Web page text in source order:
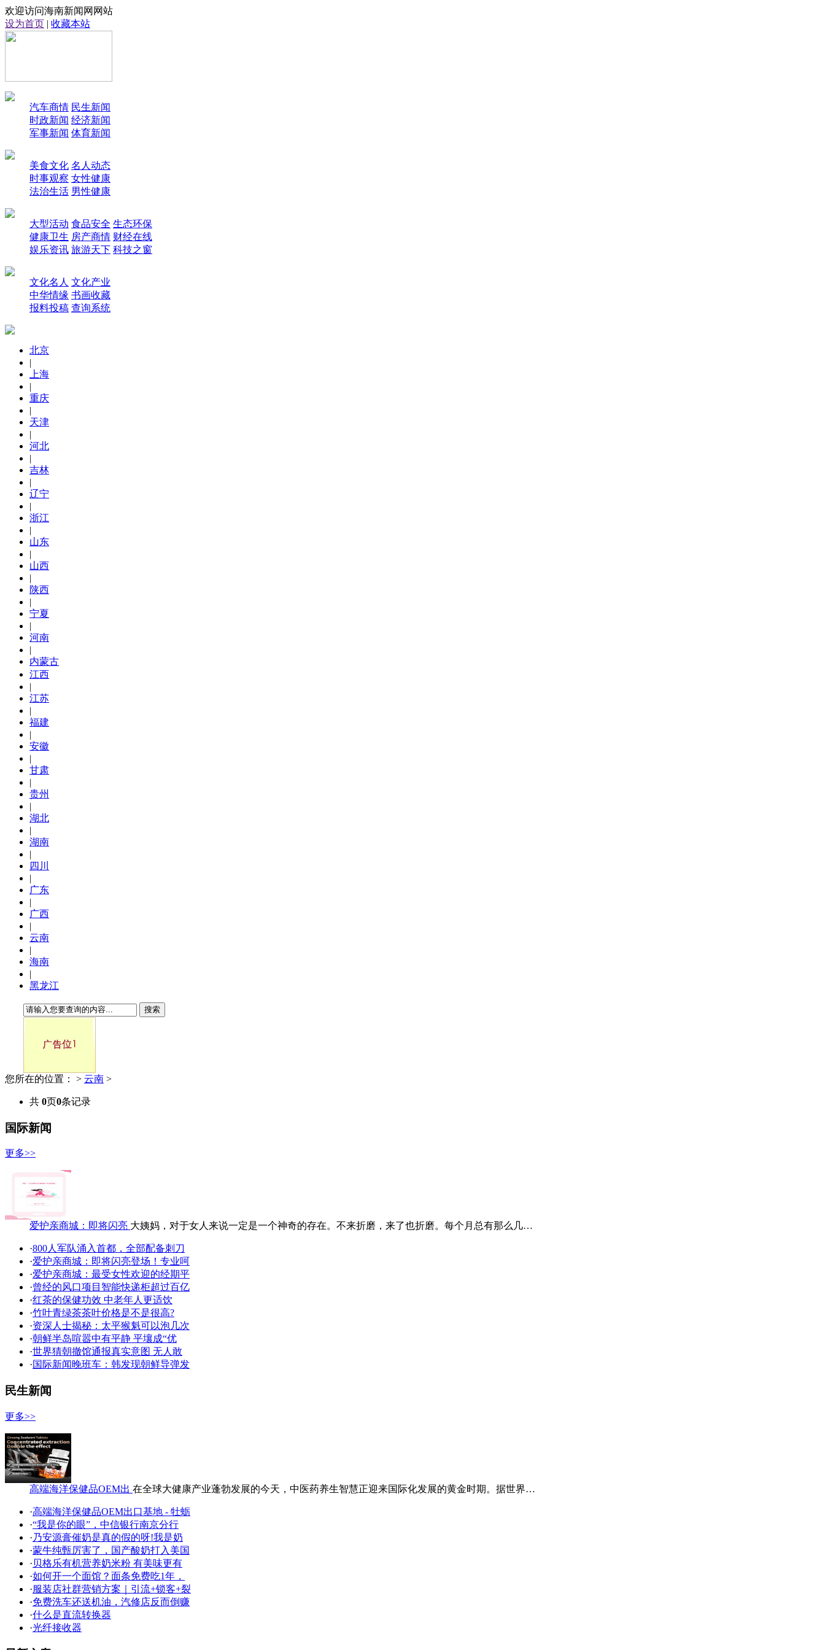
欢迎访问海南新闻网网站
设为首页 | 收藏本站
汽车商情 民生新闻
时政新闻 经济新闻
军事新闻 体育新闻
美食文化 名人动态
时事观察 女性健康
法治生活 男性健康
大型活动 食品安全 生态环保
健康卫生 房产商情 财经在线
娱乐资讯 旅游天下 科技之窗
文化名人 文化产业
中华情缘 书画收藏
报料投稿 查询系统
北京
|
上海
|
重庆
|
天津
|
河北
|
吉林
|
辽宁
|
浙江
|
山东
|
山西
|
陕西
|
宁夏
|
河南
|
内蒙古
江西
|
江苏
|
福建
|
安徽
|
甘肃
|
贵州
|
湖北
|
湖南
|
四川
|
广东
|
广西
|
云南
|
海南
|
黑龙江
搜索
您所在的位置： > 云南 >
共 0页0条记录
国际新闻
更多>>
爱护亲商城：即将闪亮 大姨妈，对于女人来说一定是一个神奇的存在。不来折磨，来了也折磨。每个月总有那么几…
·800人军队涌入首都，全部配备刺刀
·爱护亲商城：即将闪亮登场！专业呵
·爱护亲商城：最受女性欢迎的经期平
·曾经的风口项目智能快递柜超过百亿
·红茶的保健功效 中老年人更适饮
·竹叶青绿茶茶叶价格是不是很高?
·资深人士揭秘：太平猴魁可以泡几次
·朝鲜半岛喧嚣中有平静 平壤成“优
·世界猜朝撤馆通报真实意图 无人敢
·国际新闻晚班车：韩发现朝鲜导弹发
民生新闻
更多>>
高端海洋保健品OEM出 在全球大健康产业蓬勃发展的今天，中医药养生智慧正迎来国际化发展的黄金时期。据世界…
·高端海洋保健品OEM出口基地 - 牡蛎
·“我是你的眼”，中信银行南京分行
·乃安源膏催奶是真的假的呀!我是奶
·蒙牛纯甄厉害了，国产酸奶打入美国
·贝格乐有机营养奶米粉 有美味更有
·如何开一个面馆？面条免费吃1年，
·服装店社群营销方案｜引流+锁客+裂
·免费洗车还送机油，汽修店反而倒赚
·什么是直流转换器
·光纤接收器